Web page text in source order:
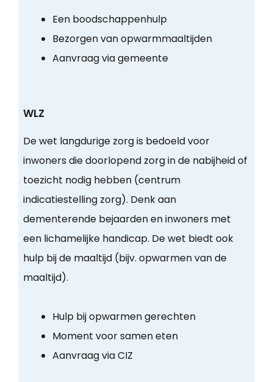
Een boodschappenhulp
Bezorgen van opwarmmaaltijden
Aanvraag via gemeente
WLZ
De wet langdurige zorg is bedoeld voor
inwoners die doorlopend zorg in de nabijheid of
toezicht nodig hebben (centrum
indicatiestelling zorg). Denk aan
dementerende bejaarden en inwoners met
een lichamelijke handicap. De wet biedt ook
hulp bij de maaltijd (bijv. opwarmen van de
maaltijd).
Hulp bij opwarmen gerechten
Moment voor samen eten
Aanvraag via CIZ